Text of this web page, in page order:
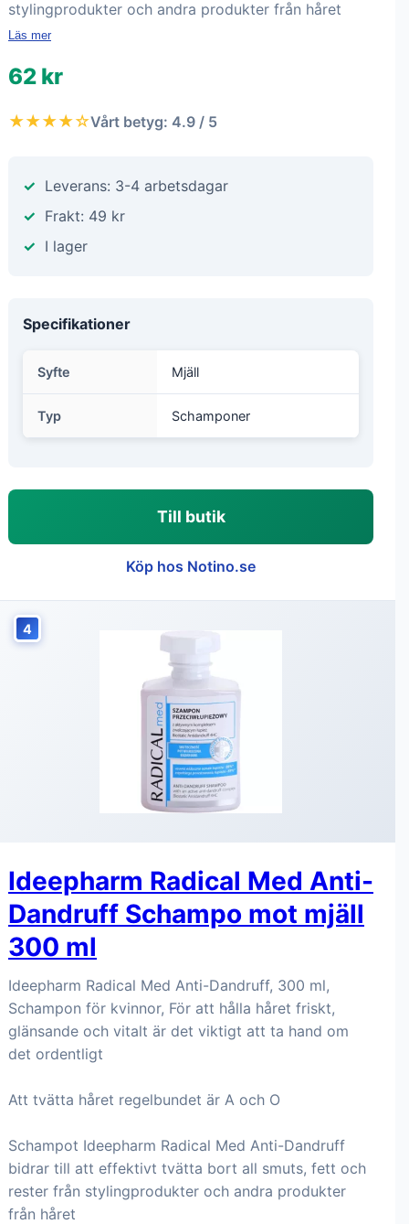
stylingprodukter och andra produkter från håret
Läs mer
62 kr
★★★★☆Vårt betyg: 4.9 / 5
Leverans: 3-4 arbetsdagar
Frakt: 49 kr
I lager
Specifikationer
Syfte Mjäll
Typ Schamponer
Till butik
Köp hos Notino.se
4
Ideepharm Radical Med Anti-
Dandruff Schampo mot mjäll
300 ml
Ideepharm Radical Med Anti-Dandruff, 300 ml,
Schampon för kvinnor, För att hålla håret friskt,
glänsande och vitalt är det viktigt att ta hand om
det ordentligt
Att tvätta håret regelbundet är A och O
Schampot Ideepharm Radical Med Anti-Dandruff
bidrar till att effektivt tvätta bort all smuts, fett och
rester från stylingprodukter och andra produkter
från håret